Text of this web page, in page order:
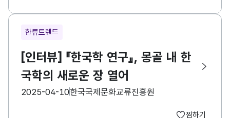
한류트렌드
[인터뷰] 『한국학 연구』, 몽골 내 한
국학의 새로운 장 열어
등록일
2025-04-10수집기관한국국제문화교류진흥원
찜하기